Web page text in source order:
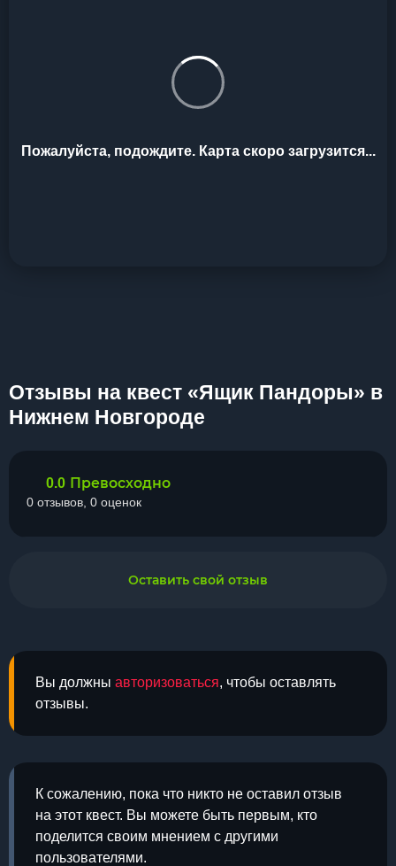
Пожалуйста, подождите. Карта скоро загрузится...
Отзывы на квест «Ящик Пандоры» в
Нижнем Новгороде
Вы должны авторизоваться, чтобы оставлять
отзывы.
К сожалению, пока что никто не оставил отзыв
на этот квест. Вы можете быть первым, кто
поделится своим мнением с другими
пользователями.
0.0 Превосходно
0 отзывов, 0 оценок
Оставить свой отзыв